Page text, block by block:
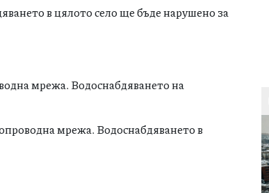
в цялото село ще бъде нарушено за
мрежа. Водоснабдяването на
мрежа. Водоснабдяването в